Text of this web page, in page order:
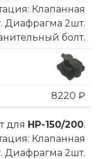
Клапанная
Диафрагма 2шт.
болт.
8220 ₽
для HP-150/200.
Клапанная
Диафрагма 2шт.